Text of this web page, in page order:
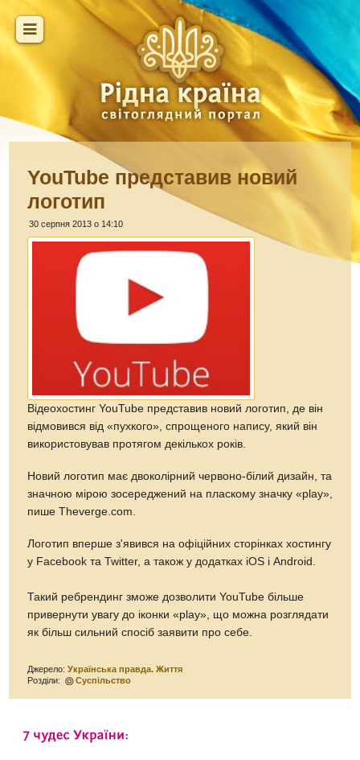
YouTube представив новий
логотип
30 серпня 2013 о 14:10
Відеохостинг YouTube представив новий логотип, де він
відмовився від «пухкого», спрощеного напису, який він
використовував протягом декількох років.
Новий логотип має двоколірний червоно-білий дизайн, та
значною мірою зосереджений на пласкому значку «play»,
пише Тheverge.com.
Логотип вперше з'явився на офіційних сторінках хостингу
у Facebook та Twitter, а також у додатках iOS і Android.
Такий ребрендинг зможе дозволити YouTube більше
привернути увагу до іконки «play», що можна розглядати
як більш сильний спосіб заявити про себе.
Джерело:Українська правда. Життя
Розділи:
Суспільство